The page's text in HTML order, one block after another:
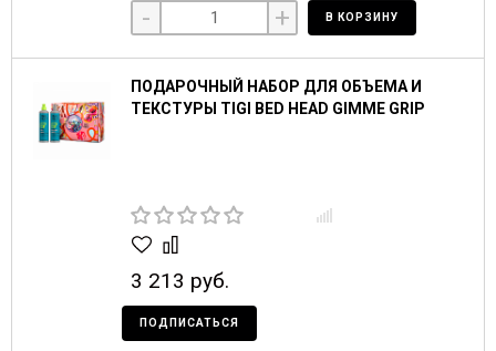
- + В КОРЗИНУ
ПОДАРОЧНЫЙ НАБОР ДЛЯ ОБЪЕМА И
ТЕКСТУРЫ TIGI BED HEAD GIMME GRIP
3 213 руб.
ПОДПИСАТЬСЯ